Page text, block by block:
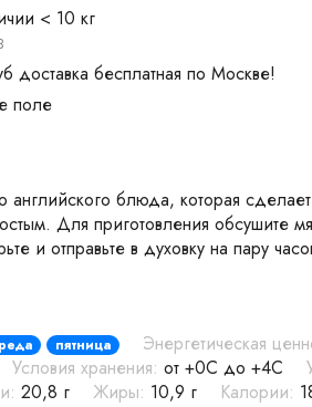
< 10 кг
доставка бесплатная по Москве!
поле
английского блюда, которая
Для приготовления обсушите
и отправьте в духовку на пару
пятница Энергетическая
Условия хранения: от +0C до +4С
20,8 г Жиры: 10,9 г Калории: